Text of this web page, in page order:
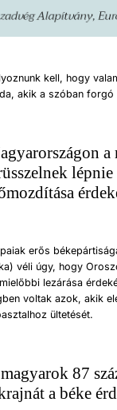
kell, hogy
akik a szóban
a
erős
véli úgy, hogy
lezárása
voltak azok, akik
ültetését.
87
a béke